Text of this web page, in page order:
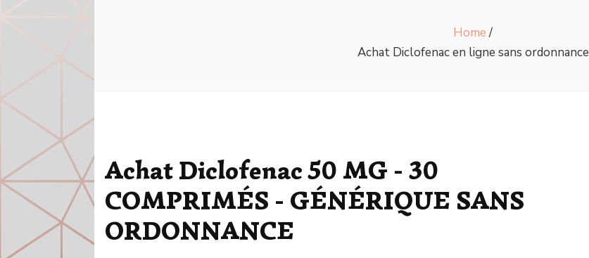
Home /
Achat Diclofenac en ligne sans ordonnance
Achat Diclofenac 50 MG - 30
COMPRIMÉS - GÉNÉRIQUE SANS
ORDONNANCE